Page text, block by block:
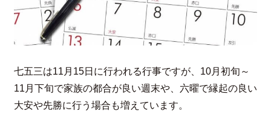
七五三は11月15日に行われる行事ですが、10月初旬～
11月下旬で家族の都合が良い週末や、六曜で縁起の良い
大安や先勝に行う場合も増えています。